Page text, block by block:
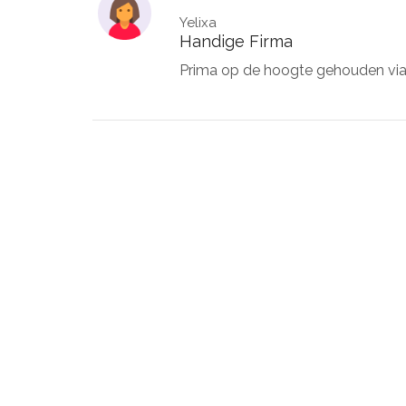
Yelixa
Handige Firma
Prima op de hoogte gehouden